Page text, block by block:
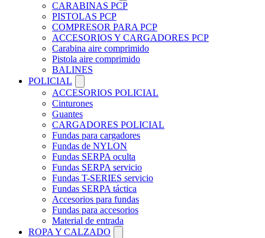
CARABINAS PCP
PISTOLAS PCP
COMPRESOR PARA PCP
ACCESORIOS Y CARGADORES PCP
Carabina aire comprimido
Pistola aire comprimido
BALINES
POLICIAL
ACCESORIOS POLICIAL
Cinturones
Guantes
CARGADORES POLICIAL
Fundas para cargadores
Fundas de NYLON
Fundas SERPA oculta
Fundas SERPA servicio
Fundas T-SERIES servicio
Fundas SERPA táctica
Accesorios para fundas
Fundas para accesorios
Material de entrada
ROPA Y CALZADO